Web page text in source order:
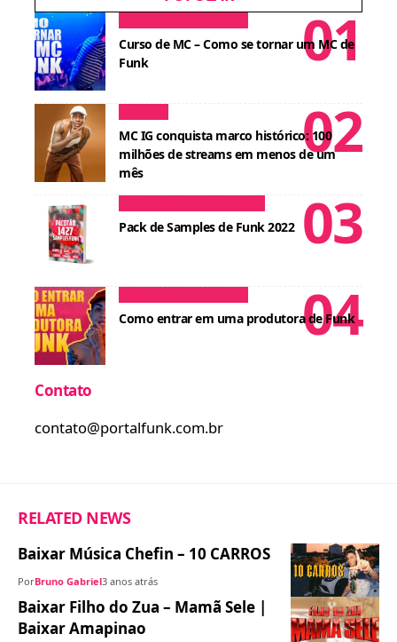
Curso de MC – Como se tornar um MC de
Funk
MC IG conquista marco histórico: 100
milhões de streams em menos de um
mês
Pack de Samples de Funk 2022
Como entrar em uma produtora de Funk
Contato
contato@portalfunk.com.br
RELATED NEWS
Baixar Música Chefin – 10 CARROS
PorBruno Gabriel3 anos atrás
Baixar Filho do Zua – Mamã Sele |
Baixar Amapinao